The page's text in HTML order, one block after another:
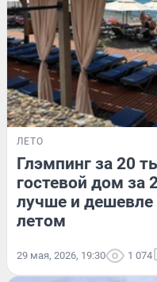
ЛЕТО
Глэмпинг за 20
гостевой дом за
лучше и
летом
29 мая, 2026, 19:30 1 074